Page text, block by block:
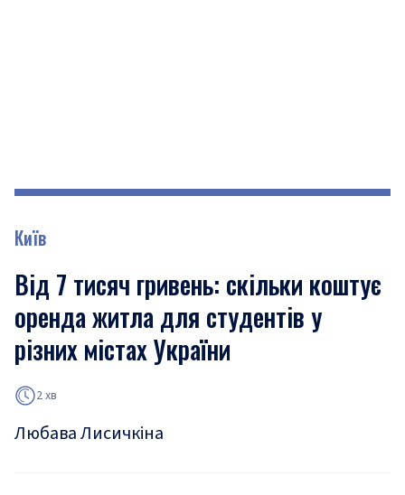
Київ
Від 7 тисяч гривень: скільки коштує
оренда житла для студентів у
різних містах України
2 хв
Любава Лисичкіна